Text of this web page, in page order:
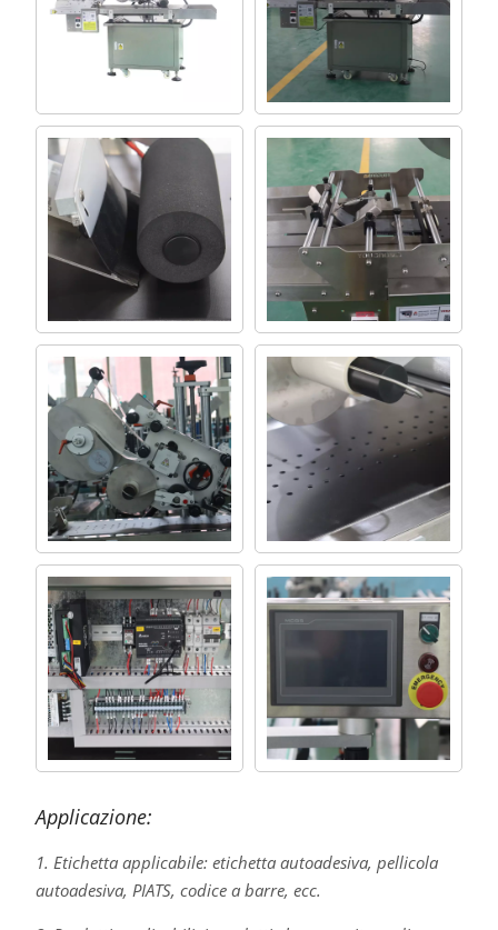
Applicazione:
1. Etichetta applicabile: etichetta autoadesiva, pellicola
autoadesiva, PIATS, codice a barre, ecc.